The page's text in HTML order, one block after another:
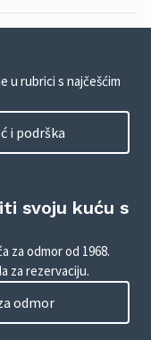
u rubrici s najčešćim
i podrška
svoju kuću s
za odmor od 1968.
za rezervaciju.
odmor